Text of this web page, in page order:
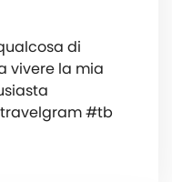
di
vivere la mia
#tb